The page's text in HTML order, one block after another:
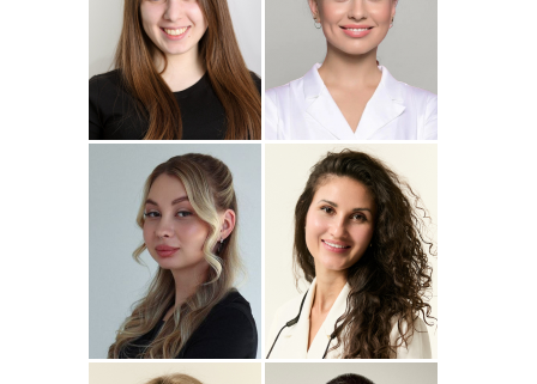
Подробнее
Джумаева
Амина
Стоматолог-ортопед
Подробнее
о Наталья
Стоматолог-терапевт
Подробнеео Полина
Соколовская
Стоматолог-терапевт
Подробнее о
Прохорова
Анастасия
Стоматолог-терапевт